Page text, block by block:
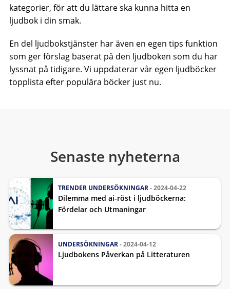
kategorier, för att du lättare ska kunna hitta en
ljudbok i din smak.
En del ljudbokstjänster har även en egen tips funktion
som ger förslag baserat på den ljudboken som du har
lyssnat på tidigare. Vi uppdaterar vår egen ljudböcker
topplista efter populära böcker just nu.
Senaste nyheterna
TRENDER UNDERSÖKNINGAR- 2024-04-22
Dilemma med ai-röst i ljudböckerna:
Fördelar och Utmaningar
UNDERSÖKNINGAR- 2024-04-12
Ljudbokens Påverkan på Litteraturen